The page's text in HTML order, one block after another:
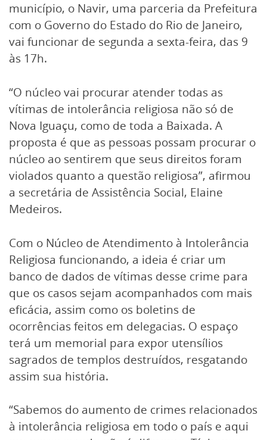
município, o Navir, uma parceria da Prefeitura
com o Governo do Estado do Rio de Janeiro,
vai funcionar de segunda a sexta-feira, das 9
às 17h.
“O núcleo vai procurar atender todas as
vítimas de intolerância religiosa não só de
Nova Iguaçu, como de toda a Baixada. A
proposta é que as pessoas possam procurar o
núcleo ao sentirem que seus direitos foram
violados quanto a questão religiosa”, afirmou
a secretária de Assistência Social, Elaine
Medeiros.
Com o Núcleo de Atendimento à Intolerância
Religiosa funcionando, a ideia é criar um
banco de dados de vítimas desse crime para
que os casos sejam acompanhados com mais
eficácia, assim como os boletins de
ocorrências feitos em delegacias. O espaço
terá um memorial para expor utensílios
sagrados de templos destruídos, resgatando
assim sua história.
“Sabemos do aumento de crimes relacionados
à intolerância religiosa em todo o país e aqui